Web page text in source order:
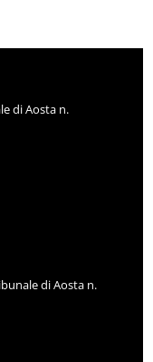
di Aosta n.
di Aosta n.